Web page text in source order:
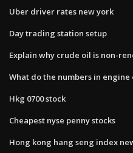
Uber driver rates new york
Day trading station setup
Explain why crude oil is non-
What do the numbers in engine
Hkg 0700 stock
Cheapest nyse penny stocks
Hong kong hang seng index